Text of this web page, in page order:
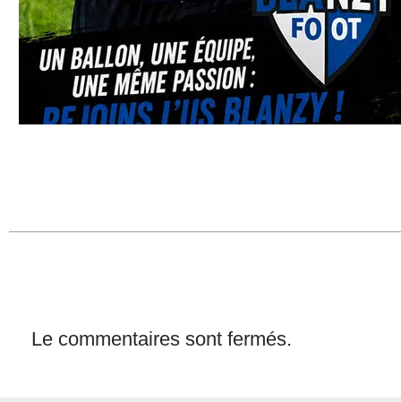
Le commentaires sont fermés.